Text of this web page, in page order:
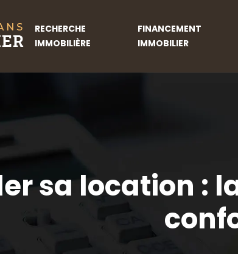
RECHERCHE
IMMOBILIÈRE
FINANCEMENT
IMMOBILIER
sa location :